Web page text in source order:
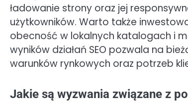
ładowanie strony oraz jej
użytkowników. Warto także
obecność w lokalnych katalogach i
wyników działań SEO pozwala na
warunków rynkowych oraz potrzeb
Jakie są wyzwania związane z